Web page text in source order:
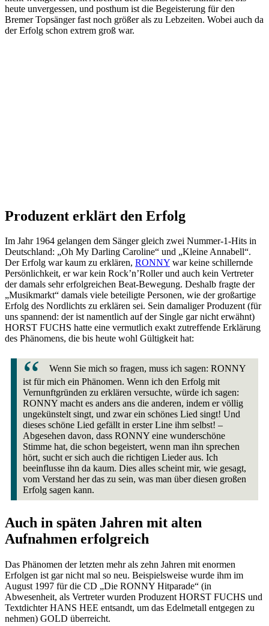
heute unvergessen, und posthum ist die Begeisterung für den
Bremer Topsänger fast noch größer als zu Lebzeiten. Wobei auch da
der Erfolg schon extrem groß war.
Produzent erklärt den Erfolg
Im Jahr 1964 gelangen dem Sänger gleich zwei Nummer-1-Hits in
Deutschland: „Oh My Darling Caroline“ und „Kleine Annabell“.
Der Erfolg war kaum zu erklären, RONNY war keine schillernde
Persönlichkeit, er war kein Rock’n’Roller und auch kein Vertreter
der damals sehr erfolgreichen Beat-Bewegung. Deshalb fragte der
„Musikmarkt“ damals viele beteiligte Personen, wie der großartige
Erfolg des Nordlichts zu erklären sei. Sein damaliger Produzent (für
uns spannend: der ist namentlich auf der Single gar nicht erwähnt)
HORST FUCHS hatte eine vermutlich exakt zutreffende Erklärung
des Phänomens, die bis heute wohl Gültigkeit hat:
Wenn Sie mich so fragen, muss ich sagen: RONNY
ist für mich ein Phänomen. Wenn ich den Erfolg mit
Vernunftgründen zu erklären versuchte, würde ich sagen:
RONNY macht es anders ans die anderen, indem er völlig
ungekünstelt singt, und zwar ein schönes Lied singt! Und
dieses schöne Lied gefällt in erster Line ihm selbst! –
Abgesehen davon, dass RONNY eine wunderschöne
Stimme hat, die schon begeistert, wenn man ihn sprechen
hört, sucht er sich auch die richtigen Lieder aus. Ich
beeinflusse ihn da kaum. Dies alles scheint mir, wie gesagt,
vom Verstand her das zu sein, was man über diesen großen
Erfolg sagen kann.
Auch in späten Jahren mit alten
Aufnahmen erfolgreich
Das Phänomen der letzten mehr als zehn Jahren mit enormen
Erfolgen ist gar nicht mal so neu. Beispielsweise wurde ihm im
August 1997 für die CD „Die RONNY Hitparade“ (in
Abwesenheit, als Vertreter wurden Produzent HORST FUCHS und
Textdichter HANS HEE entsandt, um das Edelmetall entgegen zu
nehmen) GOLD überreicht.